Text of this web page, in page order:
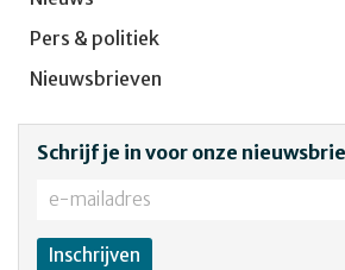
Pers & politiek
Nieuwsbrieven
Schrijf je in voor onze